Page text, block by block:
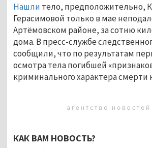
Нашли тело, предположительно,
Герасимовой только в мае
Артёмовском районе, за сотню
дома. В пресс-службе
сообщили, что по результатам
осмотра тела погибшей
криминального характера смерти
КАК ВАМ НОВОСТЬ?